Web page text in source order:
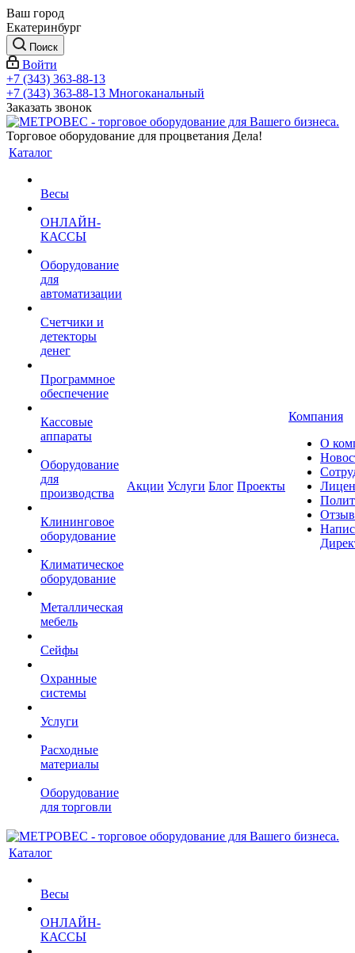
Ваш город
Екатеринбург
Поиск
Войти
+7 (343) 363-88-13
+7 (343) 363-88-13 Многоканальный
Заказать звонок
Торговое оборудование для процветания Дела!
Каталог
Весы
ОНЛАЙН-
КАССЫ
Оборудование
для
автоматизации
Счетчики и
детекторы
денег
Программное
обеспечение
Кассовые
аппараты
Оборудование
для
производства
Клининговое
оборудование
Климатическое
оборудование
Металлическая
мебель
Сейфы
Охранные
системы
Услуги
Расходные
материалы
Оборудование
для торговли
Акции Услуги Блог Проекты
Компания
О
Каталог
Весы
ОНЛАЙН-
КАССЫ